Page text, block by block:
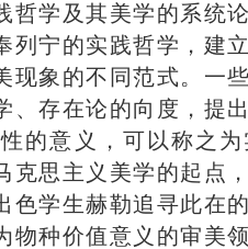
哲学及其美学的系统
列宁的实践哲学，建
现象的不同范式。一
、存在论的向度，提
的意义，可以称之
克思主义美学的起点
色学生赫勒追寻此在
物种价值意义的审美